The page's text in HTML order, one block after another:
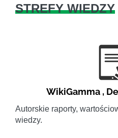
STREFY WIEDZY
WikiGamma ,
Autorskie raporty,
wiedzy.